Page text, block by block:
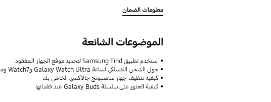
معلومات الضمان
الموضوعات الشائعة
استخدم تطبيق Samsung Find لتحديد موقع الجهاز المفقود
حول الشحن اللاسلكي لساعة Galaxy Watch Ultra وWatch7 وميزات مشاركة الطاقة اللاسلكية
كيفية تنظيف جهاز سامسونج جالاكسي الخاص بك
كيفية العثور على سلسلة Galaxy Buds عند فقدانها